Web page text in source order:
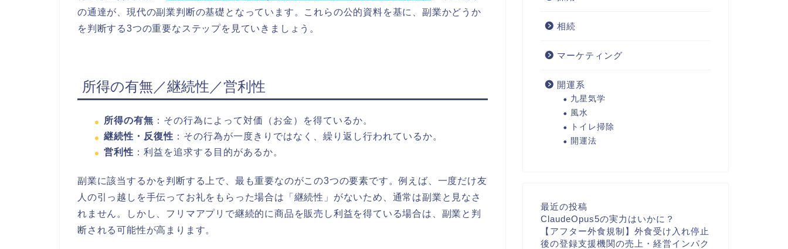
の通達が、現代の副業判断の基礎となっています。これらの公的資料を基に、副業かどうか
を判断する3つの重要なステップを見ていきましょう。
所得の有無／継続性／営利性
所得の有無 ：その行為によって対価（お金）を得ているか。
継続性・反復性 ：その行為が一度きりではなく、繰り返し行われているか。
営利性 ：利益を追求する目的があるか。
副業に該当するかを判断する上で、最も重要なのがこの3つの要素です。例えば、一度だけ友
人の引っ越しを手伝ってお礼をもらった場合は「継続性」がないため、通常は副業と見なさ
れません。しかし、フリマアプリで継続的に商品を販売し利益を得ている場合は、副業と判
断される可能性が高まります。
相続
マーケティング
開運系
九星気学
風水
トイレ掃除
開運法
最近の投稿
ClaudeOpus5の実力はいかに？
【アフター外食規制】外食受け入れ停止
後の登録支援機関の売上・経営インパク